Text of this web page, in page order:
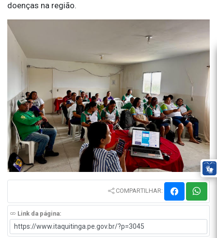
doenças na região.
COMPARTILHAR:
Link da página: